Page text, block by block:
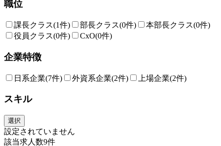
職位
課長クラス(1件) 部長クラス(0件) 本部長クラス(0件)
役員クラス(0件) CxO(0件)
企業特徴
日系企業(7件) 外資系企業(2件) 上場企業(2件)
スキル
選択
設定されていません
該当求人数9件